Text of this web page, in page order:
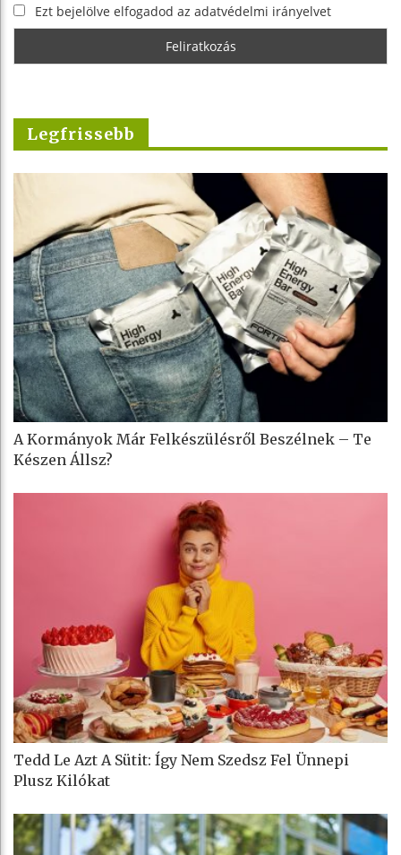
Ezt bejelölve elfogadod az adatvédelmi irányelvet
Legfrissebb
A Kormányok Már Felkészülésről Beszélnek – Te
Készen Állsz?
Tedd Le Azt A Sütit: Így Nem Szedsz Fel Ünnepi
Plusz Kilókat